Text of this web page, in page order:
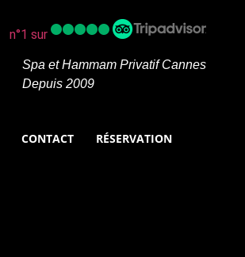
n°1 sur
Spa et Hammam Privatif Cannes
Depuis 2009
CONTACT RÉSERVATION